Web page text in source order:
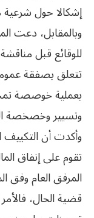
إشكالا حول
وبالمقابل، دعت
للوقائع قبل
وتسيير وخصخصة
وأكدت أن
تقوم على إنفاق
قضية الحال،